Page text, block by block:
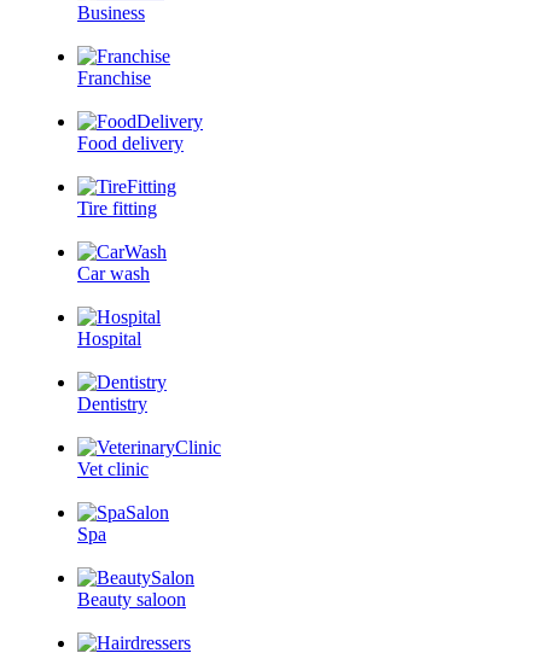
Business
Franchise
Food delivery
Tire fitting
Car wash
Hospital
Dentistry
Vet clinic
Spa
Beauty saloon